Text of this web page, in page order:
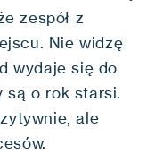
zespół z
Nie widzę
wydaje się do
są o rok starsi.
ale